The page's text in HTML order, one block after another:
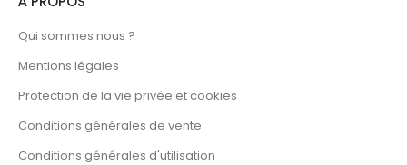
Qui sommes nous ?
Mentions légales
Protection de la vie privée et cookies
Conditions générales de vente
Conditions générales d'utilisation